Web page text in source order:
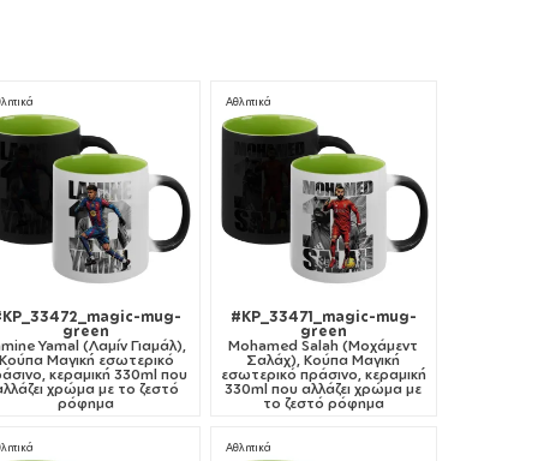
mug-
green
Yamal (Λαμίν Γιαμάλ),
Κούπα Μαγική εσωτερικό
κεραμική 330ml που
χρώμα με το ζεστό
ρόφημα
Αθλητικά
#KP_33471_magic-mug-
green
Mohamed Salah (Μοχάμεντ
Σαλάχ), Κούπα Μαγική
εσωτερικό πράσινο, κεραμική
330ml που αλλάζει χρώμα με
το ζεστό ρόφημα
Αθλητικά